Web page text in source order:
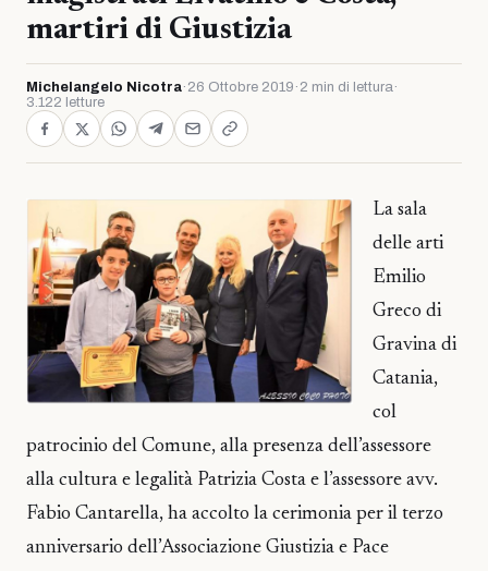
martiri di Giustizia
Michelangelo Nicotra· 26 Ottobre 2019 · 2 min di lettura·
3.122 letture
La sala
delle arti
Emilio
Greco di
Gravina di
Catania,
col
patrocinio del Comune, alla presenza dell’assessore
alla cultura e legalità Patrizia Costa e l’assessore avv.
Fabio Cantarella, ha accolto la cerimonia per il terzo
anniversario dell’Associazione Giustizia e Pace